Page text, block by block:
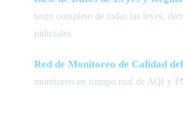
texto completo de todas las leyes,
judiciales
Red de Monitoreo de Calidad
monitoreo en tiempo real de AQI y